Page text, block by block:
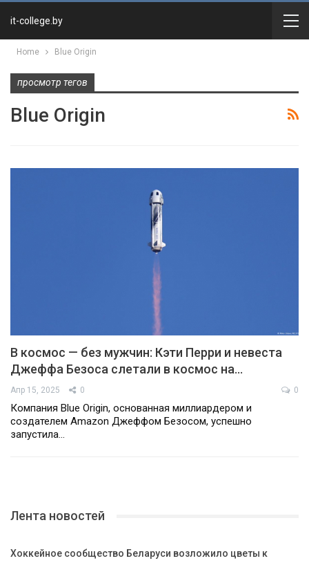
it-college.by
Home Blue Origin
просмотр тегов
Blue Origin
В космос — без мужчин: Кэти Перри и невеста
Джеффа Безоса слетали в космос на…
Апр 15, 2025 0 0
Компания Blue Origin, основанная миллиардером и
создателем Amazon Джеффом Безосом, успешно
запустила…
Лента новостей
Хоккейное сообщество Беларуси возложило цветы к